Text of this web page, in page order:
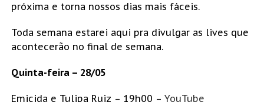
próxima e torna nossos dias mais fáceis.
Toda semana estarei aqui pra divulgar as lives que
acontecerão no final de semana.
Quinta-feira – 28/05
Emicida e Tulipa Ruiz – 19h00 – YouTube